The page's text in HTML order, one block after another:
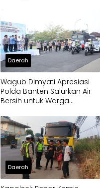
Daerah
Wagub Dimyati Apresiasi
Polda Banten Salurkan Air
Bersih untuk Warga
Daerah